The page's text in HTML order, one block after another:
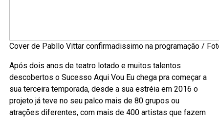
Cover de Pabllo Vittar confirmadissimo na programação /
Após dois anos de teatro lotado e muitos talentos
descobertos o Sucesso Aqui Vou Eu chega pra começar a
sua terceira temporada, desde a sua estréia em 2016 o
projeto já teve no seu palco mais de 80 grupos ou
atrações diferentes, com mais de 400 artistas que fazem